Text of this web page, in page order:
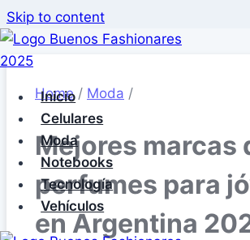
Skip to content
Inicio
Celulares
Moda
Notebooks
Tecnología
Vehículos
Home / Moda /
Mejores marcas
perfumes para
en Argentina